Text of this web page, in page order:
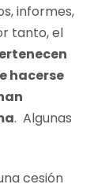
informes,
tanto, el
hacerse
. Algunas
cesión